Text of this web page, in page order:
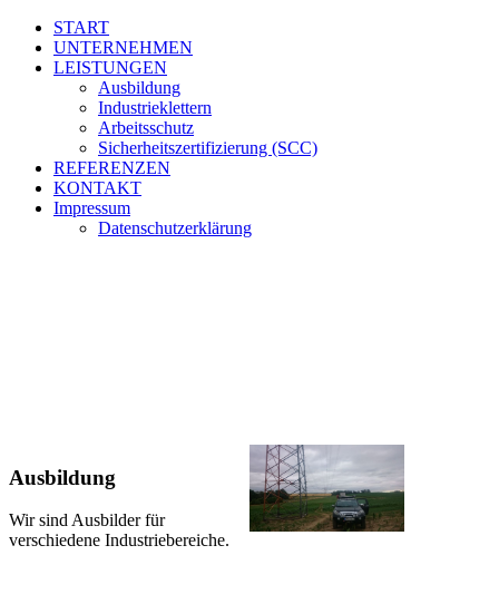
START
UNTERNEHMEN
LEISTUNGEN
Ausbildung
Industrieklettern
Arbeitsschutz
Sicherheitszertifizierung (SCC)
REFERENZEN
KONTAKT
Impressum
Datenschutz­erklärung
Ausbildung
Wir sind Ausbilder für
verschiedene Industriebereiche.